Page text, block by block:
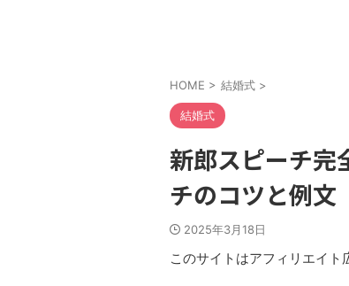
HOME > 結婚式 >
結婚式
新郎スピーチ完
チのコツと例文
2025年3月18日
このサイトはアフィリエイト